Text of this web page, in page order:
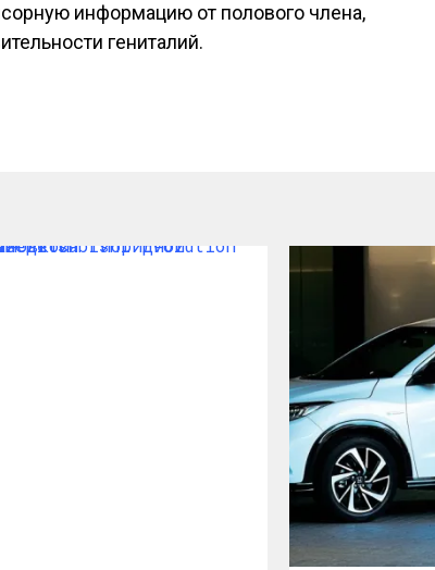
информацию от полового члена,
гениталий.